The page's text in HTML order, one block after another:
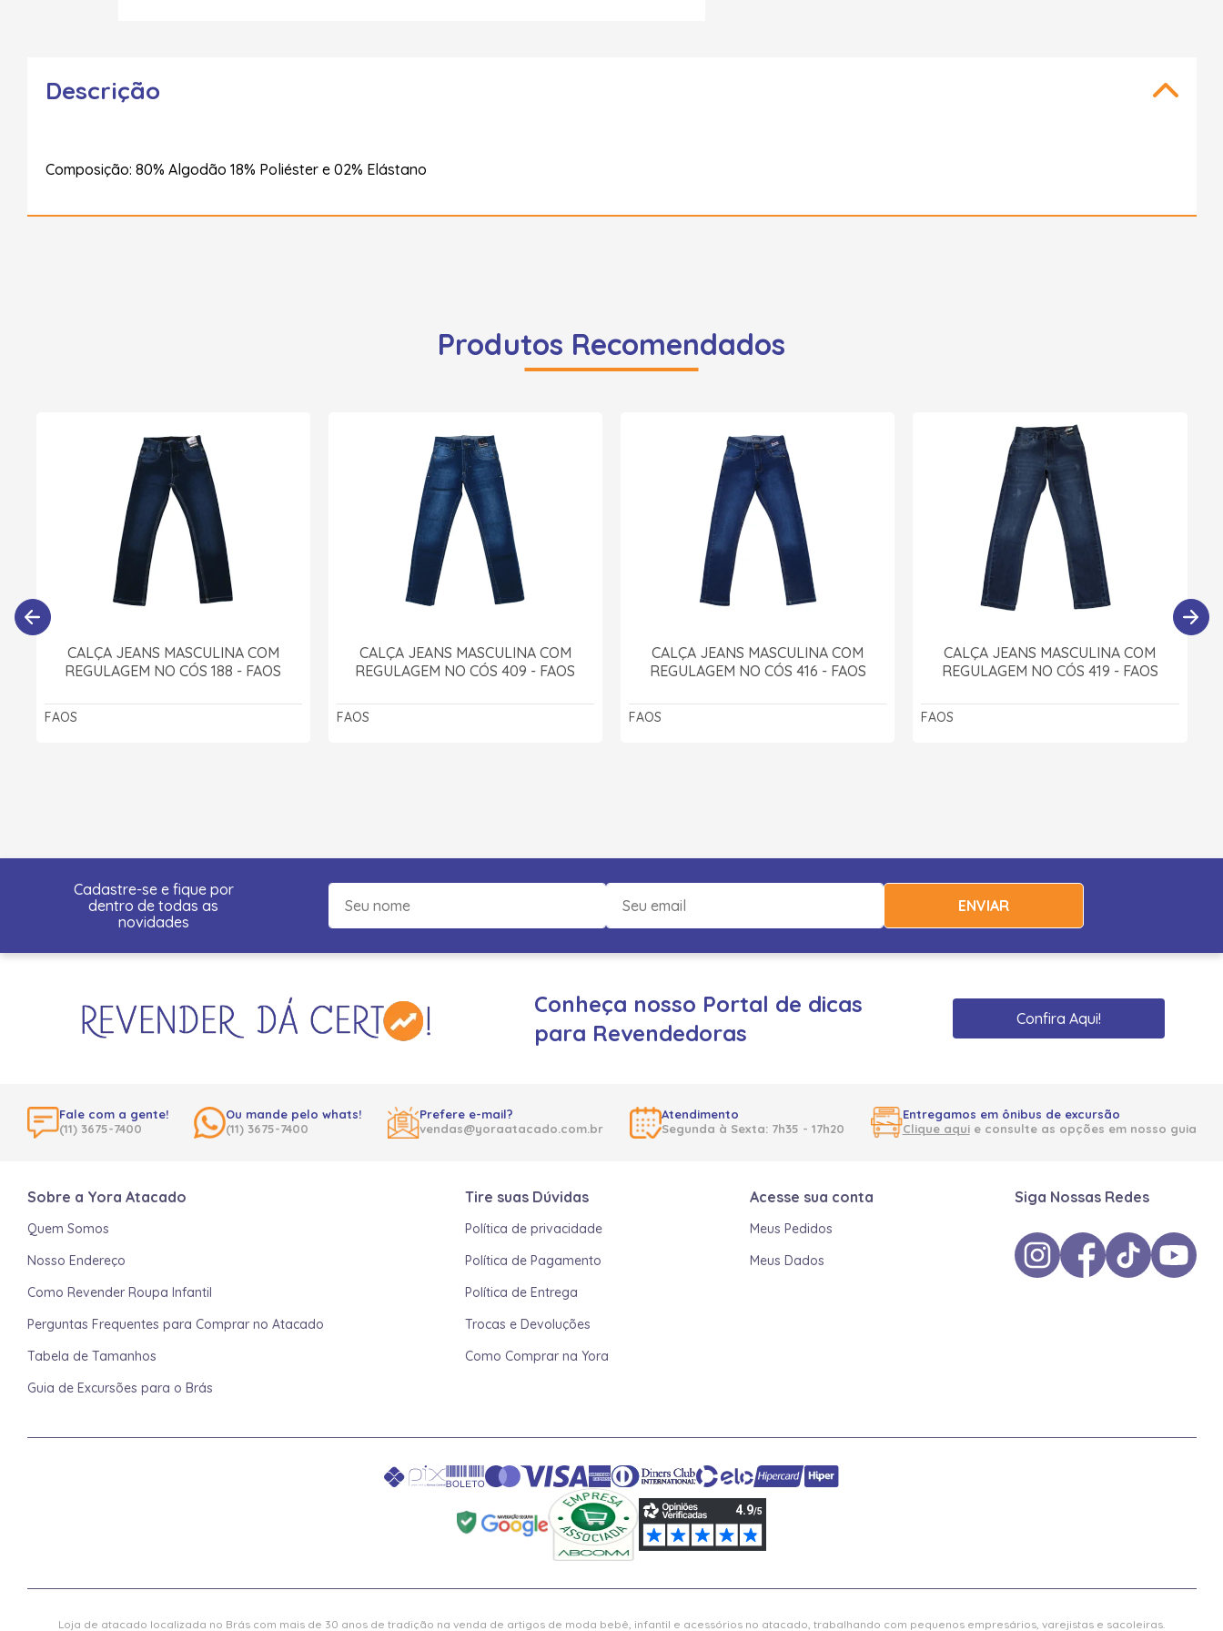
Descrição
Composição: 80% Algodão 18% Poliéster e 02% Elástano
Produtos Recomendados
CALÇA JEANS MASCULINA COM
REGULAGEM NO CÓS 188 - FAOS
FAOS
CALÇA JEANS MASCULINA COM
REGULAGEM NO CÓS 409 - FAOS
FAOS
CALÇA JEANS MASCULINA COM
REGULAGEM NO CÓS 416 - FAOS
FAOS
CALÇA JEANS MASCULINA COM
REGULAGEM NO CÓS 419 - FAOS
FAOS
Cadastre-se e fique por
dentro de todas as
novidades
ENVIAR
Conheça nosso Portal de dicas
para Revendedoras
Confira Aqui!
Fale com a gente!
(11) 3675-7400
Ou mande pelo whats!
(11) 3675-7400
Prefere e-mail?
vendas@yoraatacado.com.br
Atendimento
Segunda à Sexta: 7h35 - 17h20
Entregamos em ônibus de excursão
Clique aquie consulte as opções em nosso guia
Sobre a Yora Atacado
Quem Somos
Nosso Endereço
Como Revender Roupa Infantil
Perguntas Frequentes para Comprar no Atacado
Tabela de Tamanhos
Guia de Excursões para o Brás
Tire suas Dúvidas
Política de privacidade
Política de Pagamento
Política de Entrega
Trocas e Devoluções
Como Comprar na Yora
Acesse sua conta
Meus Pedidos
Meus Dados
Siga Nossas Redes
Loja de atacado localizada no Brás com mais de 30 anos de tradição na venda de artigos de moda bebê, infantil e acessórios no atacado, trabalhando com pequenos empresários, varejistas e sacoleiras.